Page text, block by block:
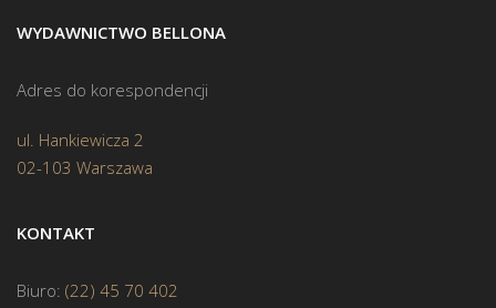
WYDAWNICTWO BELLONA
Adres do korespondencji
ul. Hankiewicza 2
02-103 Warszawa
KONTAKT
Biuro: (22) 45 70 402